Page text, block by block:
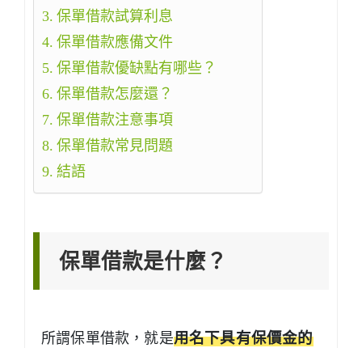
保單借款試算利息
保單借款應備文件
保單借款優缺點有哪些？
保單借款怎麼還？
保單借款注意事項
保單借款常見問題
結語
保單借款是什麼？
所謂保單借款，就是用名下具有保價金的